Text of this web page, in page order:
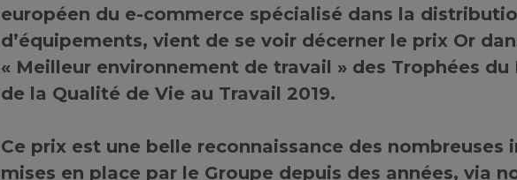
européen du e-commerce spécialisé dans la
d’équipements, vient de se voir décerner le prix Or
« Meilleur environnement de travail » des Trophées
de la Qualité de Vie au Travail 2019.
Ce prix est une belle reconnaissance des nombreuses
mises en place par le Groupe depuis des années, via